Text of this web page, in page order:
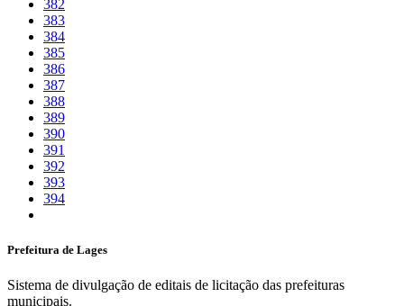
382
383
384
385
386
387
388
389
390
391
392
393
394
Prefeitura de Lages
Sistema de divulgação de editais de licitação das prefeituras
municipais.